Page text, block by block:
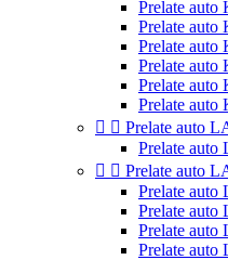
Prelate auto
Prelate
Prelate auto
Prelate auto
Prelate auto
Prelate auto
  Prelate auto
Prelate
  Prelate auto
Prelate
Prelate auto
Prelate
Prelate